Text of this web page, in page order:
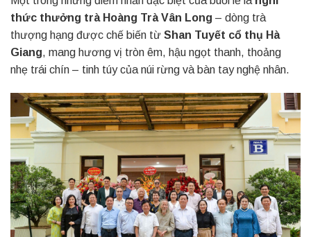
thức thưởng trà Hoàng Trà Vân Long – dòng trà
thượng hạng được chế biến từ Shan Tuyết cổ thụ Hà
Giang, mang hương vị tròn êm, hậu ngọt thanh, thoảng
nhẹ trái chín – tinh túy của núi rừng và bàn tay nghệ nhân.